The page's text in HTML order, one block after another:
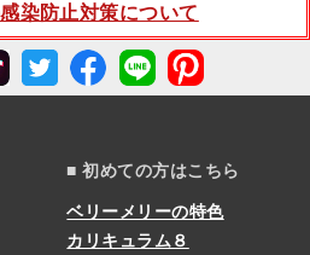
染防止対策について
■ 初めての方はこちら
ベリーメリーの特色
カリキュラム８